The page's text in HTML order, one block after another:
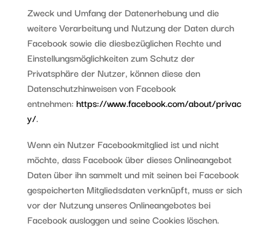
Zweck und Umfang der Datenerhebung und die
weitere Verarbeitung und Nutzung der Daten durch
Facebook sowie die diesbezüglichen Rechte und
Einstellungsmöglichkeiten zum Schutz der
Privatsphäre der Nutzer, können diese den
Datenschutzhinweisen von Facebook
entnehmen: https://www.facebook.com/about/privac
y/.
Wenn ein Nutzer Facebookmitglied ist und nicht
möchte, dass Facebook über dieses Onlineangebot
Daten über ihn sammelt und mit seinen bei Facebook
gespeicherten Mitgliedsdaten verknüpft, muss er sich
vor der Nutzung unseres Onlineangebotes bei
Facebook ausloggen und seine Cookies löschen.